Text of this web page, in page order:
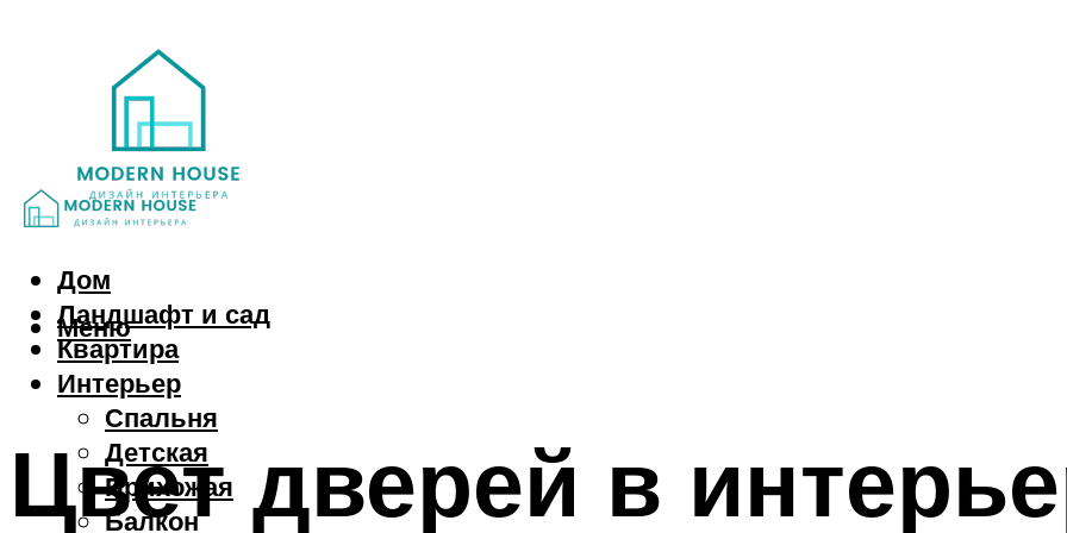
Дом
Ландшафт и сад
Квартира
Интерьер
Спальня
Детская
Прихожая
Балкон
Меню
Цвет дверей в